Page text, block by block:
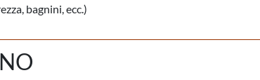
bagnini, ecc.)